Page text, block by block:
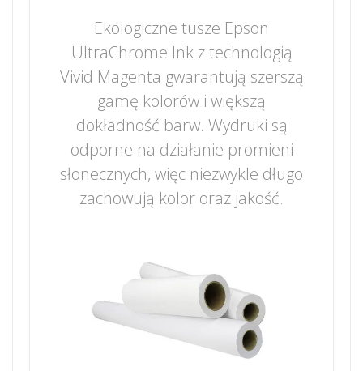
Ekologiczne tusze Epson
UltraChrome Ink z technologią
Vivid Magenta gwarantują szerszą
gamę kolorów i większą
dokładność barw. Wydruki są
odporne na działanie promieni
słonecznych, więc niezwykle długo
zachowują kolor oraz jakość.